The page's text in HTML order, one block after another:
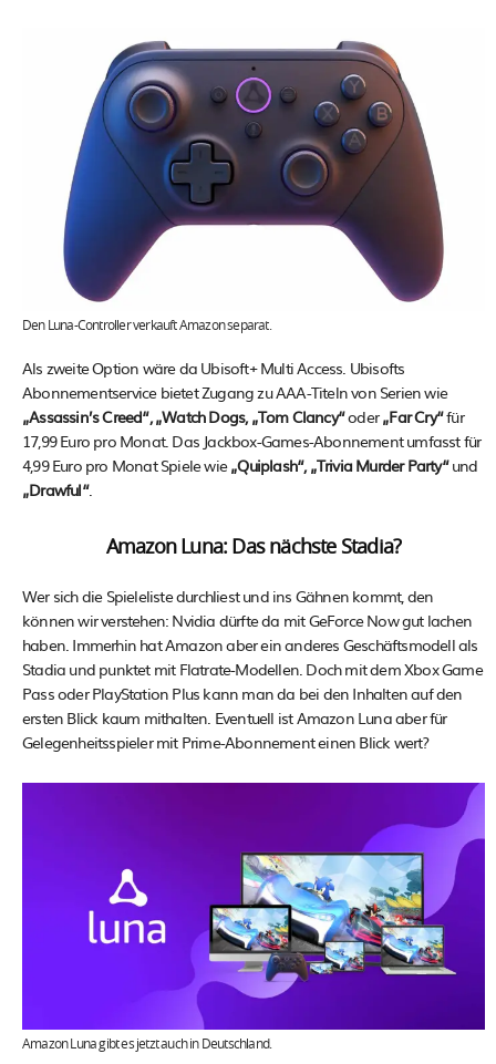
Den Luna-Controller verkauft Amazon separat.
Als zweite Option wäre da Ubisoft+ Multi Access. Ubisofts
Abonnementservice bietet Zugang zu AAA-Titeln von Serien wie
„Assassin’s Creed“, „Watch Dogs, „Tom Clancy“oder„Far Cry“für
17,99 Euro pro Monat. Das Jackbox-Games-Abonnement umfasst für
4,99 Euro pro Monat Spiele wie„Quiplash“, „Trivia Murder Party“und
„Drawful“.
Amazon Luna: Das nächste Stadia?
Wer sich die Spieleliste durchliest und ins Gähnen kommt, den
können wir verstehen: Nvidia dürfte da mit GeForce Now gut lachen
haben. Immerhin hat Amazon aber ein anderes Geschäftsmodell als
Stadia und punktet mit Flatrate-Modellen. Doch mit dem Xbox Game
Pass oder PlayStation Plus kann man da bei den Inhalten auf den
ersten Blick kaum mithalten. Eventuell ist Amazon Luna aber für
Gelegenheitsspieler mit Prime-Abonnement einen Blick wert?
Amazon Luna gibt es jetzt auch in Deutschland.